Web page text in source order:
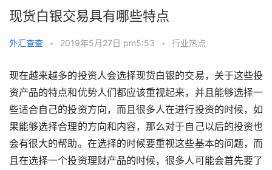
现货白银交易具有哪些特点
外汇查查 • 2019年5月27日 pm5:53 • 行业热点
现在越来越多的投资人会选择现货白银的交易，关于这些投
资产品的特点和优势人们都应该重视起来，并且能够选择一
些适合自己的投资方向，而且很多人在进行投资的时候，如
果能够选择合理的方向和内容，那么对于自己以后的投资也
会有很大的帮助。在选择的时候要重视这些基本的问题，而
且在选择一个投资理财产品的时候，很多人可能会首先要了